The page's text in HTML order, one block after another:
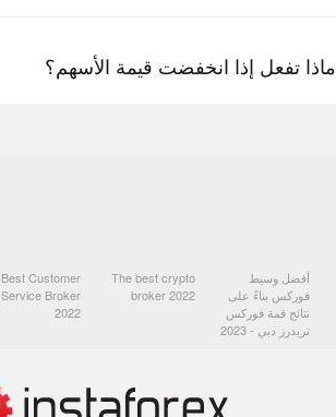
ماذا تفعل إذا انخفضت قيمة الأسهم؟
أفضل وسيط
فوركس بناءً على
نتائج قمة فوركس
تريدرز دبي - 2023
The best crypto
broker 2022
Best Customer
Service Broker
2022